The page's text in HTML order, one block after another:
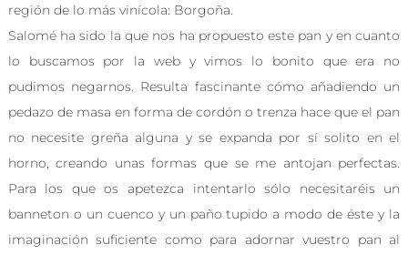
región de lo más vinícola: Borgoña.
Salomé ha sido la que nos ha propuesto este pan y en cuanto
lo buscamos por la web y vimos lo bonito que era no
pudimos negarnos. Resulta fascinante cómo añadiendo un
pedazo de masa en forma de cordón o trenza hace que el pan
no necesite greña alguna y se expanda por sí solito en el
horno, creando unas formas que se me antojan perfectas.
Para los que os apetezca intentarlo sólo necesitaréis un
banneton o un cuenco y un paño tupido a modo de éste y la
imaginación suficiente como para adornar vuestro pan al